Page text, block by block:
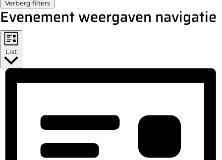
Verberg filters
Evenement weergaven navigatie
List